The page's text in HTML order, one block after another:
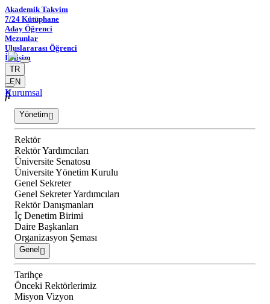
Akademik Takvim
7/24 Kütüphane
Aday Öğrenci
Mezunlar
Uluslararası Öğrenci
İletişim
TR
EN
Kurumsal
Yönetim
Rektör
Rektör Yardımcıları
Üniversite Senatosu
Üniversite Yönetim Kurulu
Genel Sekreter
Genel Sekreter Yardımcıları
Rektör Danışmanları
İç Denetim Birimi
Daire Başkanları
Organizasyon Şeması
Genel
Tarihçe
Önceki Rektörlerimiz
Misyon Vizyon